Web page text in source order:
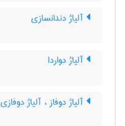
آلیاژ دندانسازی
آلیاژ دواردا
آلیاژ دوفاز ، آلیاژ دوفازی